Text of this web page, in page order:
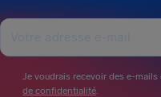
Je voudrais recevoir des e-mails
de confidentialité.